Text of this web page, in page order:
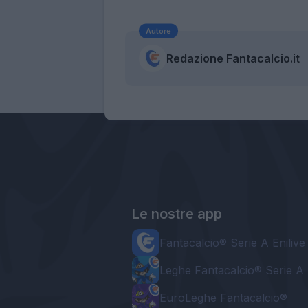
Autore
Redazione Fantacalcio.it
Le nostre app
Fantacalcio® Serie A Enilive
Leghe Fantacalcio® Serie A
EuroLeghe Fantacalcio®